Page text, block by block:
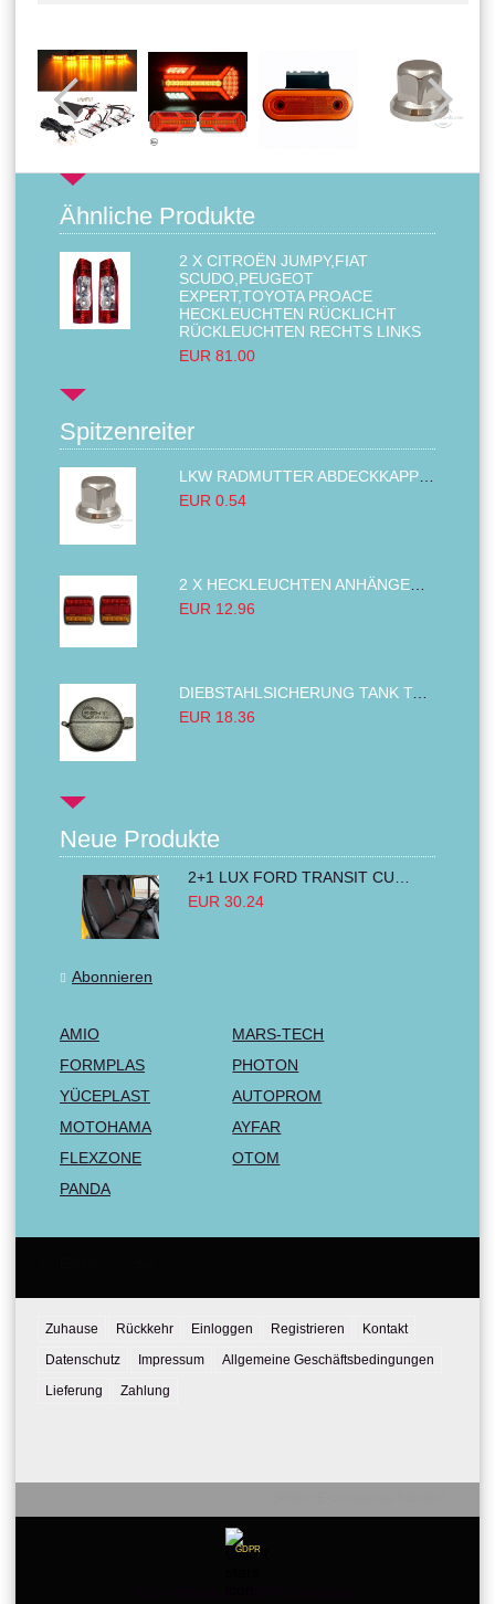
Ähnliche Produkte
2 X CITROËN JUMPY,FIAT
SCUDO,PEUGEOT
EXPERT,TOYOTA PROACE
HECKLEUCHTEN RÜCKLICHT
RÜCKLEUCHTEN RECHTS LINKS
EUR 81.00
Spitzenreiter
EUR 0.54
EUR 12.96
DIEBSTAHLSICHERUNG TANK TANKDECKEL DIESELTANK KRAFTSTOFFTANKDECKEL VERRIEGELUNG PASSEND FÜR LKW PKW TRAKTOREN BAGGER 80MM
EUR 18.36
Neue Produkte
EUR 30.24
Abonnieren
AMIO
MARS-TECH
FORMPLAS
PHOTON
YÜCEPLAST
AUTOPROM
MOTOHAMA
AYFAR
FLEXZONE
OTOM
PANDA
Zuhause Rückkehr Einloggen Registrieren
Kontakt
Datenschutz
Impressum
Allgemeine Geschäftsbedingungen
Lieferung
Zahlung
GDPR